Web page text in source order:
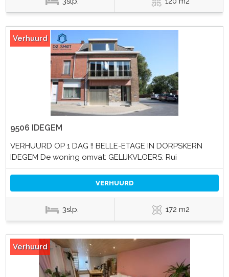
Verhuurd
9506 IDEGEM
VERHUURD OP 1 DAG !! BELLE-ETAGE IN DORPSKERN
IDEGEM De woning omvat: GELIJKVLOERS: Rui
VERHUURD
3slp. 172 m2
Verhuurd